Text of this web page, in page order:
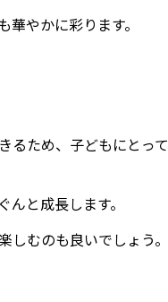
やかに彩ります。
るため、子どもにとっ
と成長します。
むのも良いでしょう。